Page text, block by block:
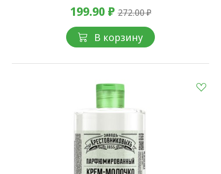
199.90 ₽272.00 ₽
В корзину